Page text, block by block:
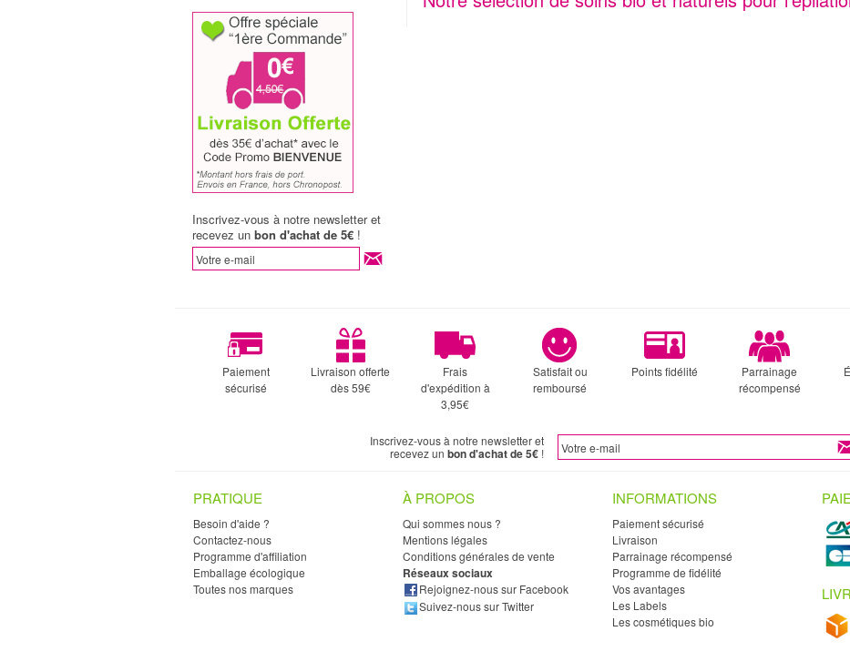
Inscrivez-vous à notre newsletter et
recevez unbon d'achat de 5€ !
Paiement
sécurisé
Livraison offerte
dès 59€
Frais
d'expédition à
3,95€
Satisfait ou
remboursé
Points fidélité
Parrainage
récompensé
Inscrivez-vous à notre newsletter et
recevez un bon d'achat de 5€ !
PRATIQUE
Besoin d'aide ?
Contactez-nous
Programme d'affiliation
Emballage écologique
Toutes nos marques
À PROPOS
Qui sommes nous ?
Mentions légales
Conditions générales de vente
Réseaux sociaux
Rejoignez-nous sur Facebook
Suivez-nous sur Twitter
INFORMATIONS
Paiement sécurisé
Livraison
Parrainage récompensé
Programme de fidélité
Vos avantages
Les Labels
Les cosmétiques bio